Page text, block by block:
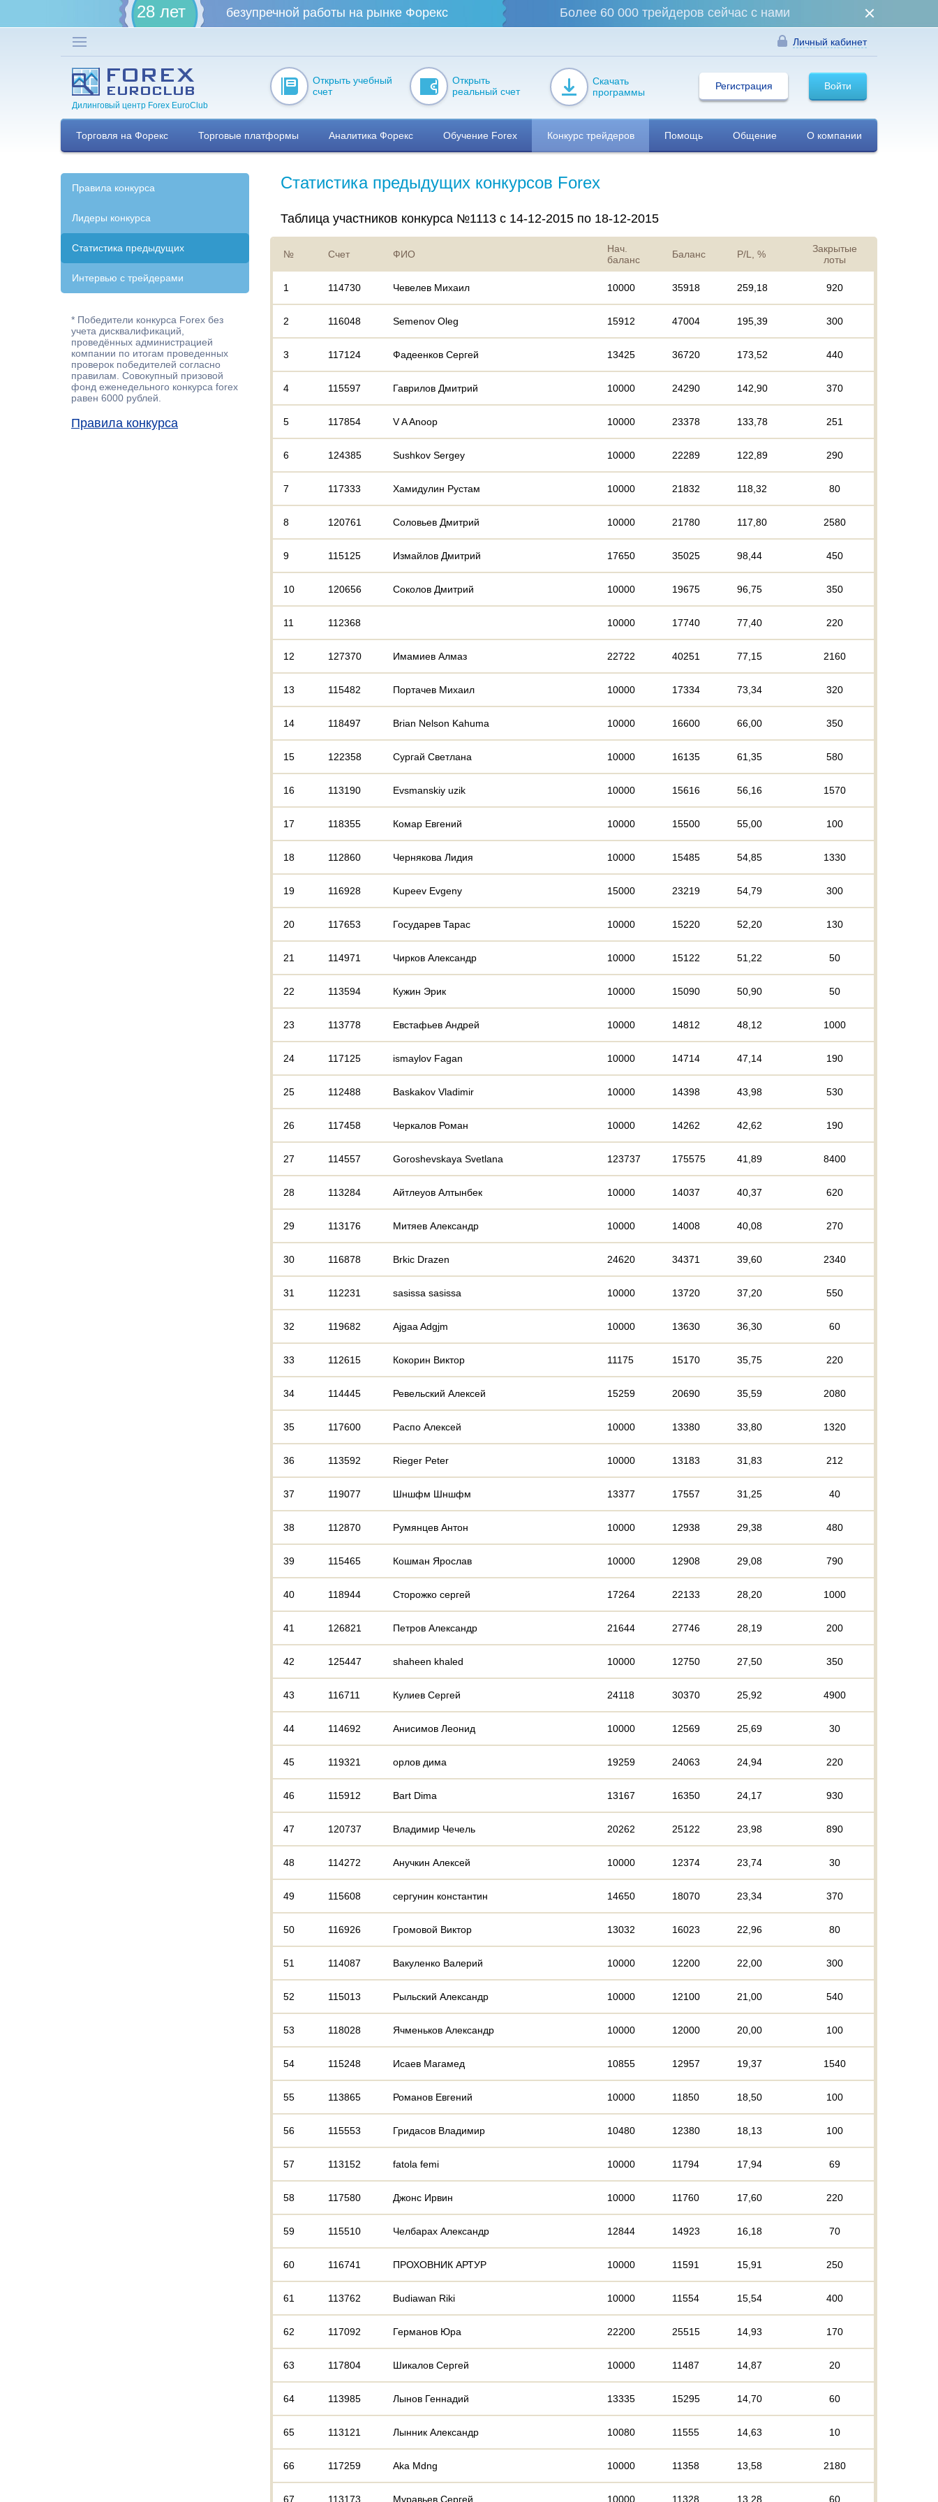
28 лет безупречной работы на рынке Форекс Более 60 000 трейдеров сейчас с нами
Личный кабинет
Дилинговый центр Forex EuroClub
Открыть учебный
счет
Открыть
реальный счет
Скачать
программы
Войти
Регистрация
Торговля на Форекс Торговые платформы Аналитика Форекс Обучение Forex Конкурс трейдеров Помощь Общение О компании
Правила конкурса
Лидеры конкурса
Статистика предыдущих
Интервью с трейдерами
* Победители конкурса Forex без
учета дисквалификаций,
проведённых администрацией
компании по итогам проведенных
проверок победителей согласно
правилам. Совокупный призовой
фонд еженедельного конкурса forex
равен 6000 рублей.
Правила конкурса
Статистика предыдущих конкурсов Forex
Таблица участников конкурса №1113 с 14-12-2015 по 18-12-2015
№ Счет ФИО
Нач.
баланс
Баланс P/L, %
Закрытые
лоты
1 114730 Чевелев Михаил 10000 35918 259,18 920
2 116048 Semenov Oleg 15912 47004 195,39 300
3 117124 Фадеенков Сергей 13425 36720 173,52 440
4 115597 Гаврилов Дмитрий 10000 24290 142,90 370
5 117854 V A Anoop 10000 23378 133,78 251
6 124385 Sushkov Sergey 10000 22289 122,89 290
7 117333 Хамидулин Рустам 10000 21832 118,32 80
8 120761 Соловьев Дмитрий 10000 21780 117,80 2580
9 115125 Измайлов Дмитрий 17650 35025 98,44 450
10 120656 Соколов Дмитрий 10000 19675 96,75 350
11 112368 10000 17740 77,40 220
12 127370 Имамиев Алмаз 22722 40251 77,15 2160
13 115482 Портачев Михаил 10000 17334 73,34 320
14 118497 Brian Nelson Kahuma 10000 16600 66,00 350
15 122358 Сургай Светлана 10000 16135 61,35 580
16 113190 Evsmanskiy uzik 10000 15616 56,16 1570
17 118355 Комар Евгений 10000 15500 55,00 100
18 112860 Чернякова Лидия 10000 15485 54,85 1330
19 116928 Kupeev Evgeny 15000 23219 54,79 300
20 117653 Государев Тарас 10000 15220 52,20 130
21 114971 Чирков Александр 10000 15122 51,22 50
22 113594 Кужин Эрик 10000 15090 50,90 50
23 113778 Евстафьев Андрей 10000 14812 48,12 1000
24 117125 ismaylov Fagan 10000 14714 47,14 190
25 112488 Baskakov Vladimir 10000 14398 43,98 530
26 117458 Черкалов Роман 10000 14262 42,62 190
27 114557 Goroshevskaya Svetlana 123737 175575 41,89 8400
28 113284 Айтлеуов Алтынбек 10000 14037 40,37 620
29 113176 Митяев Александр 10000 14008 40,08 270
30 116878 Brkic Drazen 24620 34371 39,60 2340
31 112231 sasissa sasissa 10000 13720 37,20 550
32 119682 Ajgaa Adgjm 10000 13630 36,30 60
33 112615 Кокорин Виктор 11175 15170 35,75 220
34 114445 Ревельский Алексей 15259 20690 35,59 2080
35 117600 Распо Алексей 10000 13380 33,80 1320
36 113592 Rieger Peter 10000 13183 31,83 212
37 119077 Шншфм Шншфм 13377 17557 31,25 40
38 112870 Румянцев Антон 10000 12938 29,38 480
39 115465 Кошман Ярослав 10000 12908 29,08 790
40 118944 Сторожко сергей 17264 22133 28,20 1000
41 126821 Петров Александр 21644 27746 28,19 200
42 125447 shaheen khaled 10000 12750 27,50 350
43 116711 Кулиев Сергей 24118 30370 25,92 4900
44 114692 Анисимов Леонид 10000 12569 25,69 30
45 119321 орлов дима 19259 24063 24,94 220
46 115912 Bart Dima 13167 16350 24,17 930
47 120737 Владимир Чечель 20262 25122 23,98 890
48 114272 Анучкин Алексей 10000 12374 23,74 30
49 115608 сергунин константин 14650 18070 23,34 370
50 116926 Громовой Виктор 13032 16023 22,96 80
51 114087 Вакуленко Валерий 10000 12200 22,00 300
52 115013 Рыльский Александр 10000 12100 21,00 540
53 118028 Ячменьков Александр 10000 12000 20,00 100
54 115248 Исаев Магамед 10855 12957 19,37 1540
55 113865 Романов Евгений 10000 11850 18,50 100
56 115553 Гридасов Владимир 10480 12380 18,13 100
57 113152 fatola femi 10000 11794 17,94 69
58 117580 Джонс Ирвин 10000 11760 17,60 220
59 115510 Челбарах Александр 12844 14923 16,18 70
60 116741 ПРОХОВНИК АРТУР 10000 11591 15,91 250
61 113762 Budiawan Riki 10000 11554 15,54 400
62 117092 Германов Юра 22200 25515 14,93 170
63 117804 Шикалов Сергей 10000 11487 14,87 20
64 113985 Лынов Геннадий 13335 15295 14,70 60
65 113121 Лынник Александр 10080 11555 14,63 10
66 117259 Aka Mdng 10000 11358 13,58 2180
67 113173 Муравьев Сергей 10000 11328 13,28 60